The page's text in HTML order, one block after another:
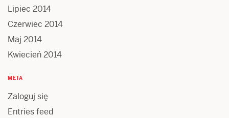
Lipiec 2014
Czerwiec 2014
Maj 2014
Kwiecień 2014
META
Zaloguj się
Entries feed